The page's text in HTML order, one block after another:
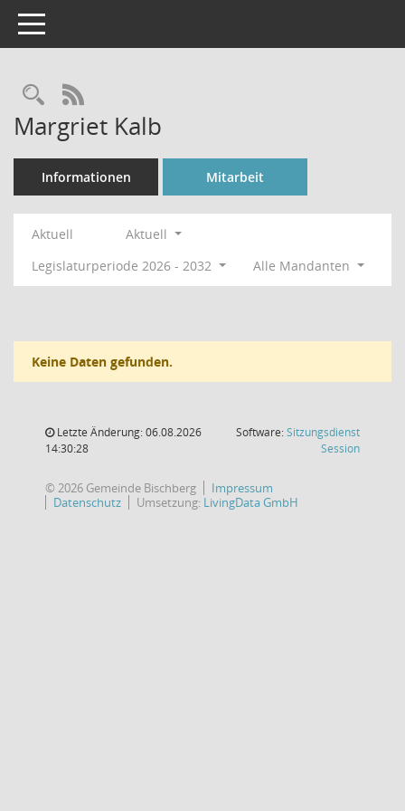
Toggle navigation
Rechercheauswahl
RSS-Feed
Margriet Kalb
Informationen Mitarbeit
Aktuell
Aktuell
Legislaturperiode 2026 - 2032
Alle Mandanten
Keine Daten gefunden.
Letzte Änderung: 06.08.2026
14:30:28
Software:Sitzungsdienst
Session(Wird in
© 2026 Gemeinde Bischberg
Impressum
Datenschutz
Umsetzung: LivingData GmbH